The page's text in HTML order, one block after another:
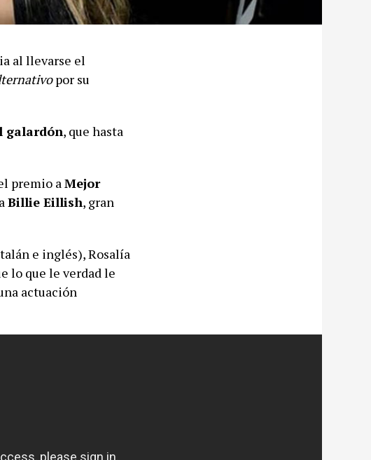
al llevarse el
por su
galardón, que hasta
premio a Mejor
Billie Eillish, gran
e inglés), Rosalía
lo que le verdad le
actuación